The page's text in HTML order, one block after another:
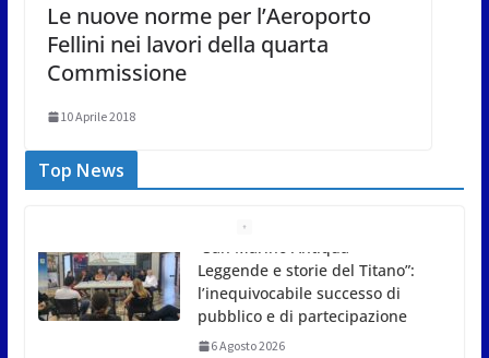
Le nuove norme per l’Aeroporto
Fellini nei lavori della quarta
Commissione
10 Aprile 2018
Top News
Meno asfalto, più alberi: San
Marino punta sulla
depavimentazione per
contrastare caldo e rischio